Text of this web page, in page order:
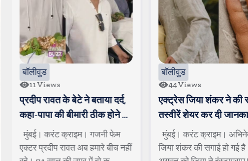
के बेटे ने बताया दर्द,
की बीमारी ठीक होने के
गई
क्राइम। गजनी फेम
रावत अब हमारे बीच नहीं
एक्ट्रेस जिया शंकर ने की सगाई,
तस्वीरें शेयर कर दी जानकारी
मुंबई। करंट क्राइम। अभिनेत्री
जिया शंकर की सगाई हो गई है। 5